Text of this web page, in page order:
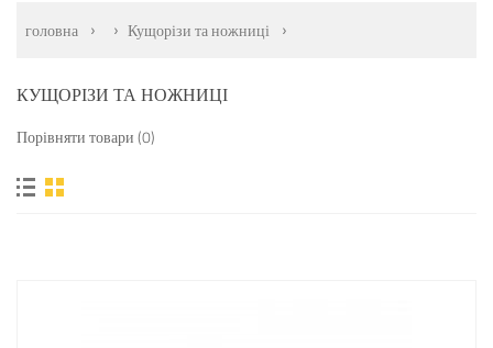
головна Кущорізи та ножниці
КУЩОРІЗИ ТА НОЖНИЦІ
Порівняти товари (0)